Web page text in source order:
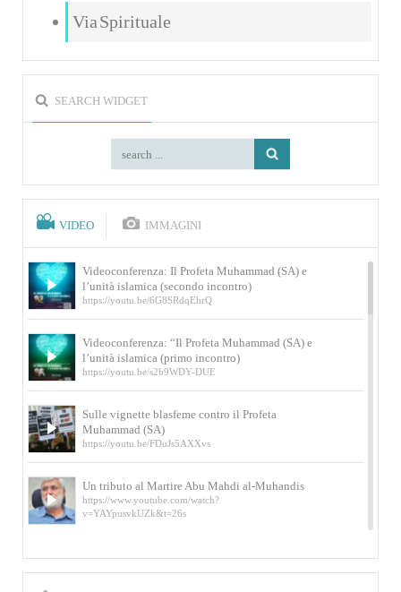
Via Spirituale
SEARCH WIDGET
VIDEO IMMAGINI
Videoconferenza: Il Profeta Muhammad (SA) e
l’unità islamica (secondo incontro)
https://youtu.be/6G8SRdqEhrQ
Videoconferenza: “Il Profeta Muhammad (SA) e
l’unità islamica (primo incontro)
https://youtu.be/s2b9WDY-DUE
Sulle vignette blasfeme contro il Profeta
Muhammad (SA)
https://youtu.be/FDuJs5AXXvs
Un tributo al Martire Abu Mahdi al-Muhandis
https://www.youtube.com/watch?
v=YAYpusvkUZk&t=26s
L’Abluzione rituale (wudu) secondo l’Imam Alì
e l’Imam Khomeini